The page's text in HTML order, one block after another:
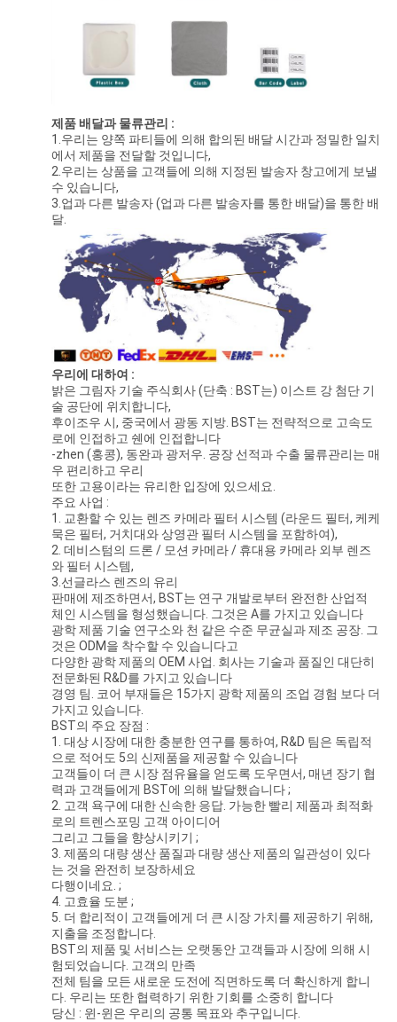
제품 배달과 물류관리 :
1.우리는 양쪽 파티들에 의해 합의된 배달 시간과 정밀한 일치
에서 제품을 전달할 것입니다,
2.우리는 상품을 고객들에 의해 지정된 발송자 창고에게 보낼
수 있습니다,
3.업과 다른 발송자 (업과 다른 발송자를 통한 배달)을 통한 배
달.
우리에 대하여 :
밝은 그림자 기술 주식회사 (단축 : BST는) 이스트 강 첨단 기
술 공단에 위치합니다,
후이조우 시, 중국에서 광동 지방. BST는 전략적으로 고속도
로에 인접하고 쉔에 인접합니다
-zhen (홍콩), 동완과 광저우. 공장 선적과 수출 물류관리는 매
우 편리하고 우리
또한 고용이라는 유리한 입장에 있으세요.
주요 사업 :
1. 교환할 수 있는 렌즈 카메라 필터 시스템 (라운드 필터, 케케
묵은 필터, 거치대와 상영관 필터 시스템을 포함하여),
2. 데비스텀의 드론 / 모션 카메라 / 휴대용 카메라 외부 렌즈
와 필터 시스템,
3.선글라스 렌즈의 유리
판매에 제조하면서, BST는 연구 개발로부터 완전한 산업적
체인 시스템을 형성했습니다. 그것은 A를 가지고 있습니다
광학 제품 기술 연구소와 천 같은 수준 무균실과 제조 공장. 그
것은 ODM을 착수할 수 있습니다고
다양한 광학 제품의 OEM 사업. 회사는 기술과 품질인 대단히
전문화된 R&D를 가지고 있습니다
경영 팀. 코어 부재들은 15가지 광학 제품의 조업 경험 보다 더
가지고 있습니다.
BST의 주요 장점 :
1. 대상 시장에 대한 충분한 연구를 통하여, R&D 팀은 독립적
으로 적어도 5의 신제품을 제공할 수 있습니다
고객들이 더 큰 시장 점유율을 얻도록 도우면서, 매년 장기 협
력과 고객들에게 BST에 의해 발달했습니다 ;
2. 고객 욕구에 대한 신속한 응답. 가능한 빨리 제품과 최적화
로의 트렌스포밍 고객 아이디어
그리고 그들을 향상시키기 ;
3. 제품의 대량 생산 품질과 대량 생산 제품의 일관성이 있다
는 것을 완전히 보장하세요
다행이네요. ;
4. 고효율 도분 ;
5. 더 합리적이 고객들에게 더 큰 시장 가치를 제공하기 위해,
지출을 조정합니다.
BST의 제품 및 서비스는 오랫동안 고객들과 시장에 의해 시
험되었습니다. 고객의 만족
전체 팀을 모든 새로운 도전에 직면하도록 더 확신하게 합니
다. 우리는 또한 협력하기 위한 기회를 소중히 합니다
당신 : 윈-윈은 우리의 공통 목표와 추구입니다.